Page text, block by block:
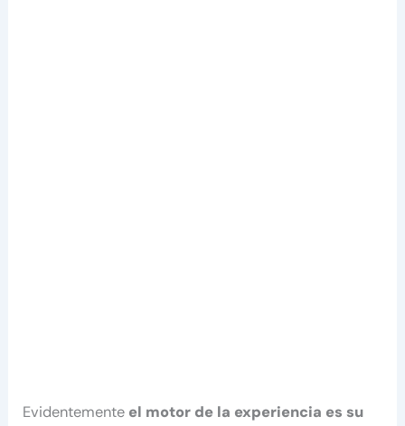
Evidentemente el motor de la experiencia es su